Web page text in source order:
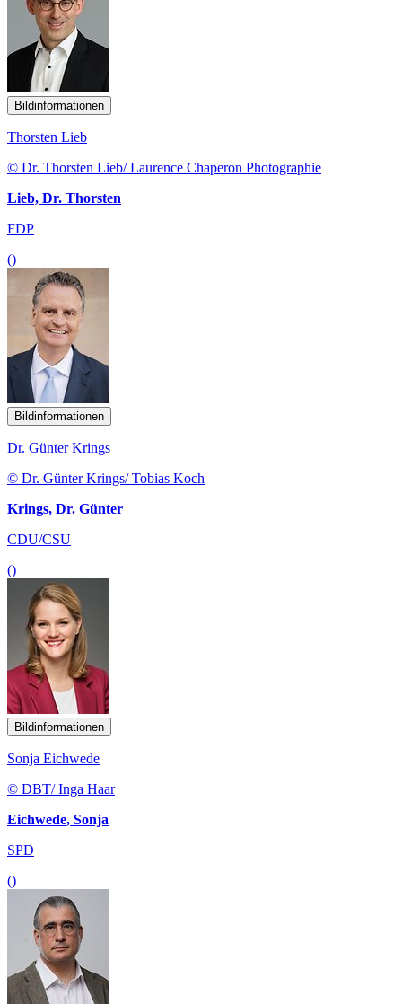
Bildinformationen
Thorsten Lieb
© Dr. Thorsten Lieb/ Laurence Chaperon Photographie
Lieb, Dr. Thorsten
FDP
()
Bildinformationen
Dr. Günter Krings
© Dr. Günter Krings/ Tobias Koch
Krings, Dr. Günter
CDU/CSU
()
Bildinformationen
Sonja Eichwede
© DBT/ Inga Haar
Eichwede, Sonja
SPD
()